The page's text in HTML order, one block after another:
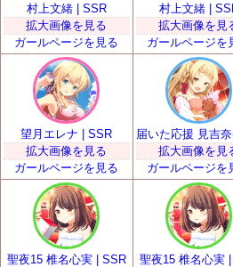
村上文緒 | SSR
拡大画像を見る
ガールページを見る
村上文緒 |
拡大画像を見
ガールページを
望月エレナ | SSR
拡大画像を見る
ガールページを見る
拡大画像を見
ガールページを
聖夜15 椎名心実 | SSR
聖夜15 椎名心実